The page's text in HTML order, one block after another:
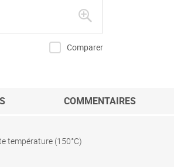
Comparer
température (150°C)
COMMENTAIRES